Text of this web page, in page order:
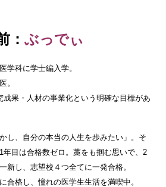
： ぶっでぃ
学科に学士編入学。
。
成果・人材の事業化という明確な目標があ
し、自分の本当の人生を歩みたい」。そ
年目は合格数ゼロ。藁をも掴む思いで、2
新し、志望校４つ全てに一発合格。
合格し、憧れの医学生生活を満喫中。